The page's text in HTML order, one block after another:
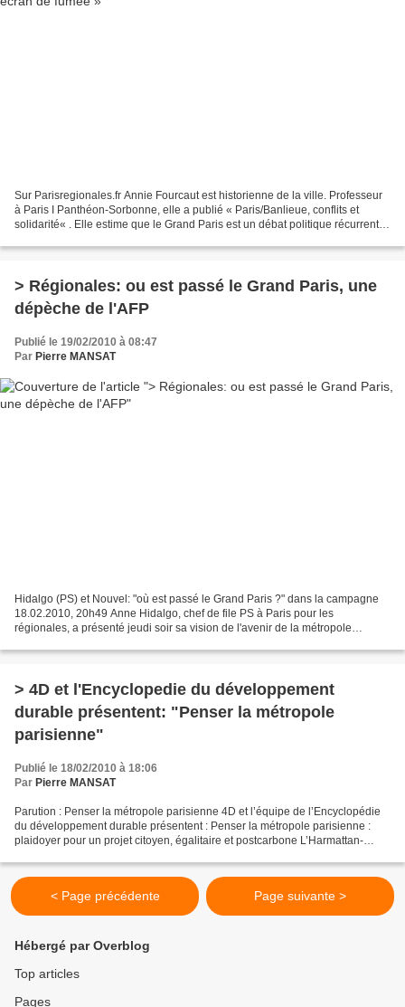
Sur Parisregionales.fr Annie Fourcaut est historienne de la ville. Professeur
à Paris I Panthéon-Sorbonne, elle a publié « Paris/Banlieue, conflits et
solidarité« . Elle estime que le Grand Paris est un débat politique récurrent
> Régionales: ou est passé le Grand Paris, une
dépèche de l'AFP
Publié le 19/02/2010 à 08:47
Par Pierre MANSAT
Hidalgo (PS) et Nouvel: "où est passé le Grand Paris ?" dans la campagne
18.02.2010, 20h49 Anne Hidalgo, chef de file PS à Paris pour les
régionales, a présenté jeudi soir sa vision de l'avenir de la métropole
> 4D et l'Encyclopedie du développement
durable présentent: "Penser la métropole
parisienne"
Publié le 18/02/2010 à 18:06
Par Pierre MANSAT
Parution : Penser la métropole parisienne 4D et l’équipe de l’Encyclopédie
du développement durable présentent : Penser la métropole parisienne :
plaidoyer pour un projet citoyen, égalitaire et postcarbone L’Harmattan-
< Page précédente Page suivante >
Hébergé par Overblog
Top articles
Pages